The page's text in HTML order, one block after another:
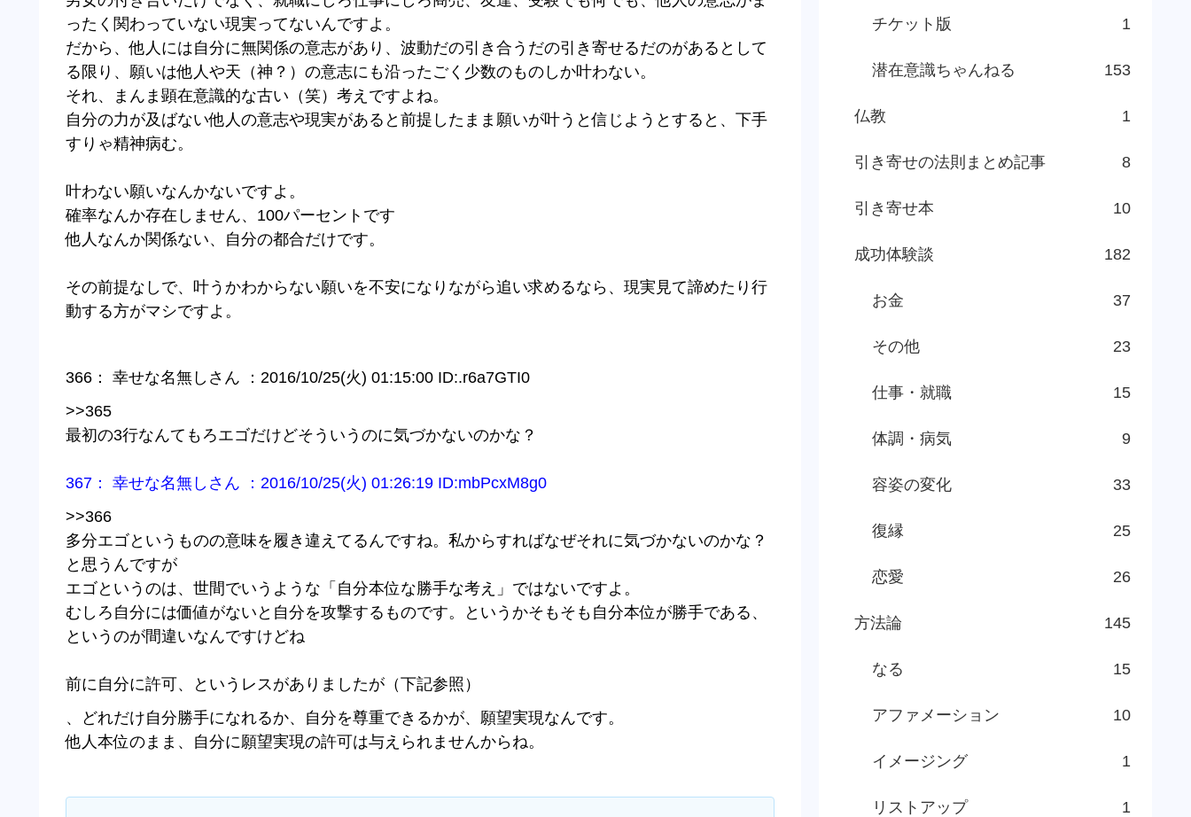
ったく関わっていない現実ってないんですよ。
だから、他人には自分に無関係の意志があり、波動だの引き合うだの引き寄せるだのがあるとして
る限り、願いは他人や天（神？）の意志にも沿ったごく少数のものしか叶わない。
それ、まんま顕在意識的な古い（笑）考えですよね。
自分の力が及ばない他人の意志や現実があると前提したまま願いが叶うと信じようとすると、下手
すりゃ精神病む。
叶わない願いなんかないですよ。
確率なんか存在しません、100パーセントです
他人なんか関係ない、自分の都合だけです。
その前提なしで、叶うかわからない願いを不安になりながら追い求めるなら、現実見て諦めたり行
動する方がマシですよ。
366： 幸せな名無しさん ：2016/10/25(火) 01:15:00 ID:.r6a7GTI0
>>365
最初の3行なんてもろエゴだけどそういうのに気づかないのかな？
367： 幸せな名無しさん ：2016/10/25(火) 01:26:19 ID:mbPcxM8g0
>>366
多分エゴというものの意味を履き違えてるんですね。私からすればなぜそれに気づかないのかな？
と思うんですが
エゴというのは、世間でいうような「自分本位な勝手な考え」ではないですよ。
むしろ自分には価値がないと自分を攻撃するものです。というかそもそも自分本位が勝手である、
というのが間違いなんですけどね
前に自分に許可、というレスがありましたが（下記参照）
、どれだけ自分勝手になれるか、自分を尊重できるかが、願望実現なんです。
他人本位のまま、自分に願望実現の許可は与えられませんからね。
チケット版 1
潜在意識ちゃんねる 153
仏教 1
引き寄せの法則まとめ記事 8
引き寄せ本 10
成功体験談 182
お金 37
その他 23
仕事・就職 15
体調・病気 9
容姿の変化 33
復縁 25
恋愛 26
方法論 145
なる 15
アファメーション 10
イメージング 1
リストアップ 1